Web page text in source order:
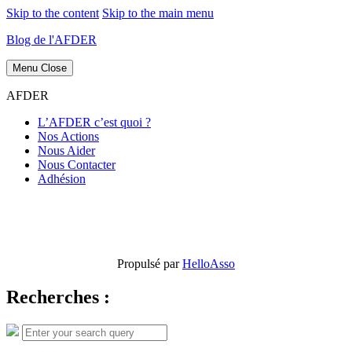
Skip to the content Skip to the main menu
Blog de l'AFDER
Menu Close
AFDER
L’AFDER c’est quoi ?
Nos Actions
Nous Aider
Nous Contacter
Adhésion
Propulsé parHelloAsso
Recherches :
Search
for:
Search